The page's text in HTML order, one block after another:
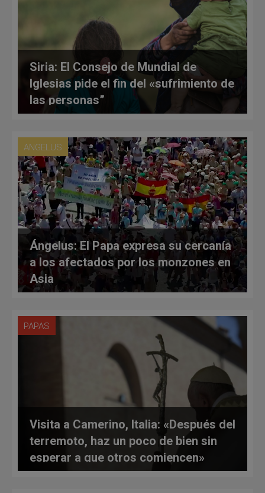
Siria: El Consejo de Mundial de
Iglesias pide el fin del «sufrimiento de
las personas”
ANGELUS
Ángelus: El Papa expresa su cercanía
a los afectados por los monzones en
Asia
PAPAS
Visita a Camerino, Italia: «Después del
terremoto, haz un poco de bien sin
esperar a que otros comiencen»